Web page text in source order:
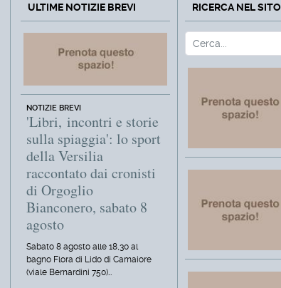
ULTIME NOTIZIE BREVI
NOTIZIE BREVI
'Libri, incontri e storie
sulla spiaggia': lo sport
della Versilia
raccontato dai cronisti
di Orgoglio
Bianconero, sabato 8
agosto
Sabato 8 agosto alle 18,30 al
bagno Flora di Lido di Camaiore
(viale Bernardini 750)…
RICERCA NEL SITO
Cerca